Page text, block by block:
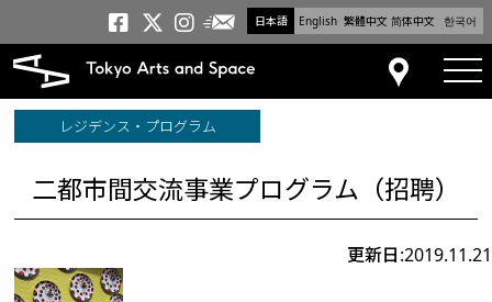
日本語 English 繁體中文 简体中文 한국어
トーキョーアーツアンド
トーキョーアーツアンド
トーキョーアーツア
メールニュース
アクセス
レジデンス・プログラム
二都市間交流事業プログラム（招聘）
更新日:2019.11.21